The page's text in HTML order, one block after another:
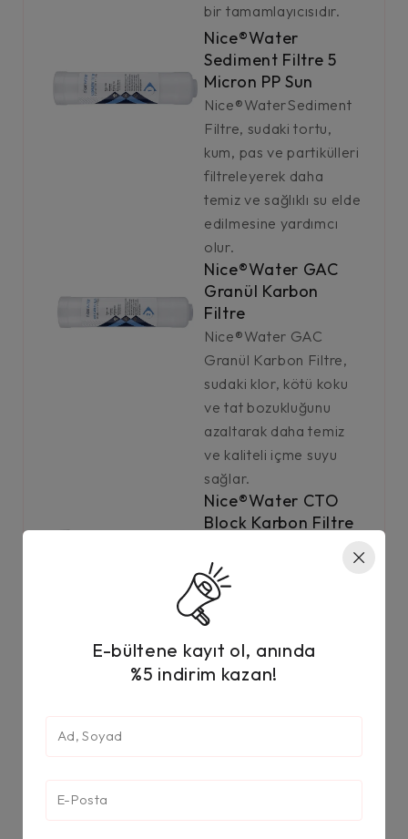
bir tamamlayıcısıdır.
Nice®Water
Sediment Filtre 5
Micron PP Sun
Nice®WaterSediment
Filtre, sudaki tortu,
kum, pas ve partikülleri
filtreleyerek daha
temiz ve sağlıklı su elde
edilmesine yardımcı
olur.
Nice®Water GAC
Granül Karbon
Filtre
Nice®Water GAC
Granül Karbon Filtre,
sudaki klor, kötü koku
ve tat bozukluğunu
azaltarak daha temiz
ve kaliteli içme suyu
sağlar.
Nice®Water CTO
Block Karbon Filtre
Karbon Filtresi
Nice®Water CTO
Karbon Filtre,
koku ve tat
bozukluğunu azaltarak
E-bültene kayıt ol, anında
%5 indirim kazan!